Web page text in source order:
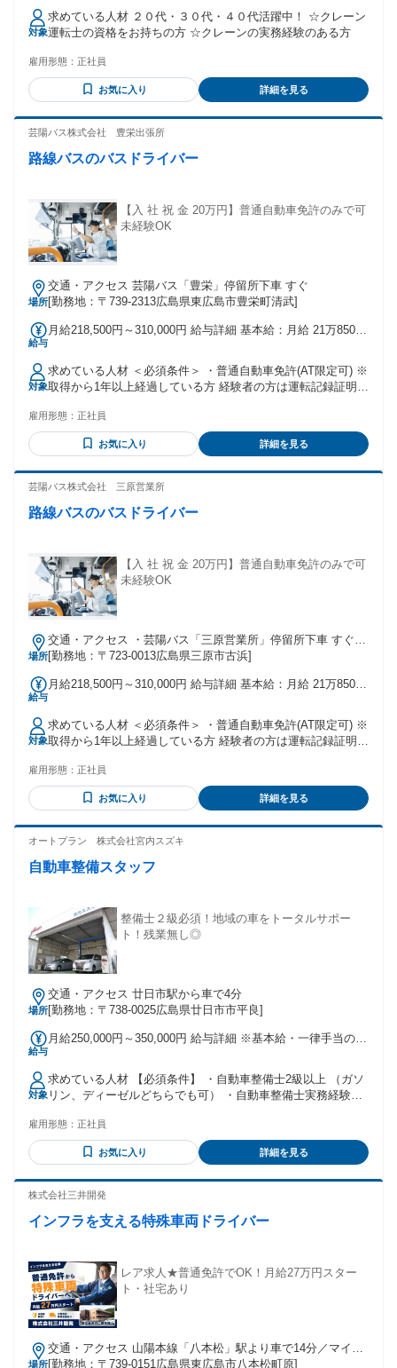
れる通勤・皆勤・家族手当金額：あり 全員に一律で支払われ
るその他手当金額：あり ◆等級手当（10,000円/月） ◆通勤
手当（上限あり 月額50,000円まで） ◆住宅手当（10,000円/
月） ◆子供手当（子供一人当たり5,000円/月） ◆奨学金返済
対象
求めている人材 ２０代・３０代・４０代活躍中！ ☆クレーン
運転士の資格をお持ちの方 ☆クレーンの実務経験のある方
雇用形態： 正社員
お気に入り 詳細を見る
芸陽バス株式会社 豊栄出張所
路線バスのバスドライバー
【入 社 祝 金 20万円】普通自動車免許のみで可
未経験OK
場所
交通・アクセス 芸陽バス「豊栄」停留所下車 すぐ
[勤務地：〒739-2313広島県東広島市豊栄町清武]
給与
月給218,500円～310,000円 給与詳細 基本給：月給 21万8500
払われる通勤・皆勤・家族手当金額：あり 全員に一律で支払
われるその他手当金額：なし ┏━━━━━━━┓ ◆ 給与・
待遇 ◆ ┗━━━━━━━┛ 月給: 218,500円 〜 ＜各種手当＞
◆ 賞与年2回 ◆ 時間外労働手当 ◆ 休日労働手当 ◆ 深夜労働
対象
求めている人材 ＜必須条件＞ ・普通自動車免許(AT限定可) ※
取得から1年以上経過している方 経験者の方は運転記録証明書
いらっしゃる方！ ＜歓迎条件＞ ・年齢・職歴・学歴不問 ・
未経験歓迎 ・ブランクのある方歓迎 ・30代・40代・50代が活
躍中 ・女性も活躍いただけます ・U・Iターン歓迎 ・車や運
ーワークでお仕事探してる方も歓迎 ＼こんな方にピッタリ／
方 ＼異業種からの転職者がほとんどです！／ タクシー・宅
活躍しています！
雇用形態： 正社員
お気に入り 詳細を見る
芸陽バス株式会社 三原営業所
路線バスのバスドライバー
【入 社 祝 金 20万円】普通自動車免許のみで可
未経験OK
場所
交通・アクセス ・芸陽バス「三原営業所」停留所下車 すぐ
・JR山陽本線「三原」駅下車 徒歩約15分
[勤務地：〒723-0013広島県三原市古浜]
給与
月給218,500円～310,000円 給与詳細 基本給：月給 21万8500
払われる通勤・皆勤・家族手当金額：あり 全員に一律で支払
われるその他手当金額：なし ┏━━━━━━━┓ ◆ 給与・
待遇 ◆ ┗━━━━━━━┛ 月給: 218,500円 〜 ＜各種手当＞
◆ 賞与年2回 ◆ 時間外労働手当 ◆ 休日労働手当 ◆ 深夜労働
対象
求めている人材 ＜必須条件＞ ・普通自動車免許(AT限定可) ※
取得から1年以上経過している方 経験者の方は運転記録証明書
いらっしゃる方！ ＜歓迎条件＞ ・年齢・職歴・学歴不問 ・
未経験歓迎 ・ブランクのある方歓迎 ・30代・40代・50代が活
躍中 ・女性も活躍いただけます ・U・Iターン歓迎 ・車や運
ーワークでお仕事探してる方も歓迎 ＼こんな方にピッタリ／
方 ＼異業種からの転職者がほとんどです！／ タクシー・宅
活躍しています！
雇用形態： 正社員
お気に入り 詳細を見る
オートプラン 株式会社宮内スズキ
自動車整備スタッフ
整備士２級必須！地域の車をトータルサポー
ト！残業無し◎
場所
交通・アクセス 廿日市駅から車で4分
[勤務地：〒738-0025広島県廿日市市平良]
給与
月給250,000円～350,000円 給与詳細 ※基本給・一律手当の総
手当】 全員に一律で支払われる通勤・皆勤・家族手当金額：
なし 全員に一律で支払われるその他手当金額：あり 1ヶ月あ
たり2万円 〜 5万円 【手当】 ・業績手当：1万円～5万円 【昇
対象
求めている人材 【必須条件】 ・自動車整備士2級以上 （ガソ
リン、ディーゼルどちらでも可） ・自動車整備士実務経験
ンクOK ◆準中型免許以上の取得者優遇 （入社後取得予定も
可能） 『整備士資格はあるけどブランクがある』 『整備士資
格はあるけど実務経験が浅いから不安』 という方も大歓迎で
心して働けます！ 【こんな方にピッタリ！】 ・車が好き ・
仕事にしたい ・一つひとつ確実に仕事をこなす ・細かな作業
る ・助け合う心を持っている └そんなアナタのスタンスを当
社は応援します！
雇用形態： 正社員
お気に入り 詳細を見る
株式会社三井開発
インフラを支える特殊車両ドライバー
レア求人★普通免許でOK！月給27万円スター
ト・社宅あり
場所
交通・アクセス 山陽本線「八本松」駅より車で14分／マイカ
ー通勤可・バイク通勤可
[勤務地：〒739-0151広島県東広島市八本松町原]